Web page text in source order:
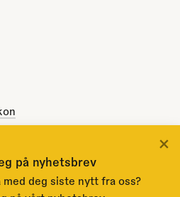
nøytral
på nyhetsbrev
med deg siste nytt fra oss?
×